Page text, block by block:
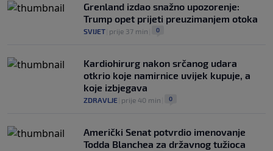
Grenland izdao snažno upozorenje:
Trump opet prijeti preuzimanjem otoka
SVIJET prije 37 min 0
Kardiohirurg nakon srčanog udara
otkrio koje namirnice uvijek kupuje, a
koje izbjegava
ZDRAVLJE prije 40 min 0
Američki Senat potvrdio imenovanje
Todda Blanchea za državnog tužioca